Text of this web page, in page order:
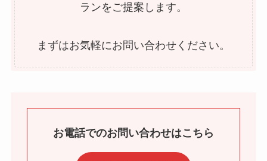
ランをご提案します。
まずはお気軽にお問い合わせください。
お電話でのお問い合わせはこちら